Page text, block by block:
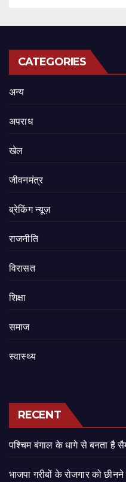
CATEGORIES
अन्य
अपराध
खेल
जीवनमंत्र
ब्रेकिंग न्यूज़
राजनीति
‍‍विरासत
शिक्षा
समाज
स्वास्थ्य
RECENT
पश्चिम बंगाल के धागे से बनता है
भाजपा गरीबों के रोजगार को